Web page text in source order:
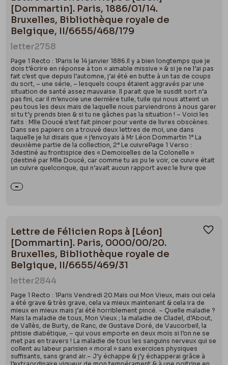
[Dommartin]. Paris, 1886/01/14.
Bruxelles, Bibliothèque royale de
Belgique, II/6655/468/179
letter2758
Page 1 Recto : 1Paris le 14 janvier 1886.Il y a bien longtemps que je
dois t’écrire en réponse à ton « aimable missive » & si je ne l’ai pas
fait c’est que depuis l’automne, j’ai été en butte à un tas de coups
du sort, – une série, – lesquels coups étaient aggravés par une
situation de santé assez mauvaise. Il parait que le susdit sort n’a
pas fini, car il m’envoie une dernière tuile, tuile qui nous atteint un
peu tous les deux mais de laquelle nous parviendrons à nous garer
si tu t’y prends bien & si tu ne gâches pas la situation ! – Voici les
faits : Mlle Doucé s’est fait pincer pour vente de livres obscènes.
Dans ses papiers on a trouvé deux lettres de moi, une dans
laquelle je lui disais que « j’envoyais à Mr Léon Dommartin 1° La
deuxième partie de la collection, 2° Le cuivrePage 1 Verso :
3destiné au frontispice des « Demoiselles de la Colonelle »
(destiné par Mlle Doucé, car comme tu as pu le voir, ce cuivre était
un cuivre quelconque, qui n’avait aucun rapport avec le livre que
Lettre de Félicien Rops à [Léon]
[Dommartin]. Paris, 0000/00/20.
Bruxelles, Bibliothèque royale de
Belgique, II/6655/469/31
letter2844
Page 1 Recto : 1Paris Vendredi 20.Mais oui Mon Vieux, mais oui cela
a été grave & très grave, cela va mieux maintenant & cela ira de
mieux en mieux mais j’ai été horriblement pincé. – Quelle maladie ?
Mais la maladie de tous, Mon Vieux ; la maladie de Cladel, d’About,
de Vallès, de Burty, de Ranc, de Gustave Doré, de Vaucorbeil, la
phtisie diabétique, – qui vous emporte en deux mois si l’on ne se
met pas en travers ! La maladie de tous les sanguins nerveux qui se
collent au labeur parisien « moral » sans exercices physiques
suffisants, sans grand air.– J’y échappe & j’y échapperai grâce à